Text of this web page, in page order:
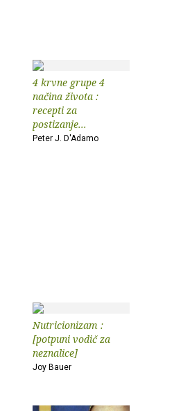
4 krvne grupe 4
načina života :
recepti za
postizanje...
Peter J. D'Adamo
Nutricionizam :
[potpuni vodič za
neznalice]
Joy Bauer